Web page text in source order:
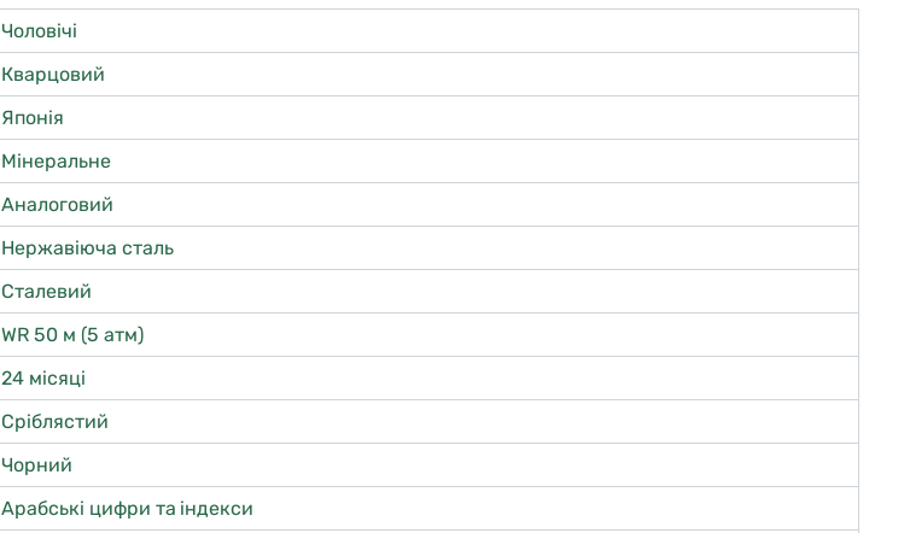
Чоловічі
Кварцовий
Японія
Мінеральне
Аналоговий
Нержавіюча сталь
Сталевий
WR 50 м (5 атм)
24 місяці
Сріблястий
Чорний
Арабські цифри та індекси